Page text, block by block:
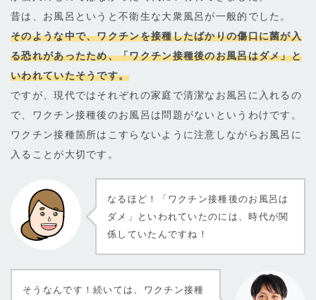
昔は、お風呂というと不衛生な大衆風呂が一般的でした。
そのような中で、ワクチンを接種したばかりの傷口に菌が入
る恐れがあったため、「ワクチン接種後のお風呂はダメ」と
いわれていたそうです。
ですが、現代ではそれぞれの家庭で清潔なお風呂に入れるの
で、ワクチン接種後のお風呂は問題がないというわけです。
ワクチン接種箇所はこすらないように注意しながらお風呂に
入ることが大切です。
なるほど！「ワクチン接種後のお風呂は
ダメ」といわれていたのには、時代が関
係していたんですね！
そうなんです！続いては、ワクチン接種